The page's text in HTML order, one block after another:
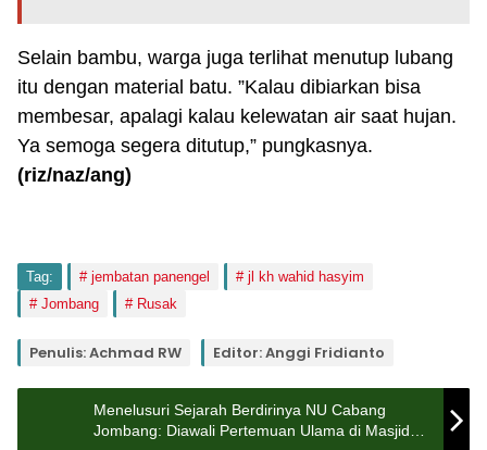
Selain bambu, warga juga terlihat menutup lubang
itu dengan material batu. ”Kalau dibiarkan bisa
membesar, apalagi kalau kelewatan air saat hujan.
Ya semoga segera ditutup,” pungkasnya.
(riz/naz/ang)
Tag: jembatan panengel
jl kh wahid hasyim
Jombang
Rusak
Penulis: Achmad RW Editor: Anggi Fridianto
Menelusuri Sejarah Berdirinya NU Cabang
Jombang: Diawali Pertemuan Ulama di Masjid